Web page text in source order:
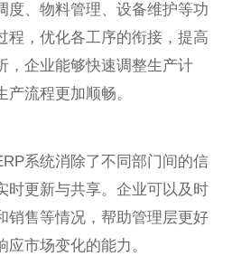
度、物料管理、设备维护等功
程，优化各工序的衔接，提高
，企业能够快速调整生产计
流程更加顺畅。
系统消除了不同部门间的信
时更新与共享。企业可以及时
销售等情况，帮助管理层更好
市场变化的能力。